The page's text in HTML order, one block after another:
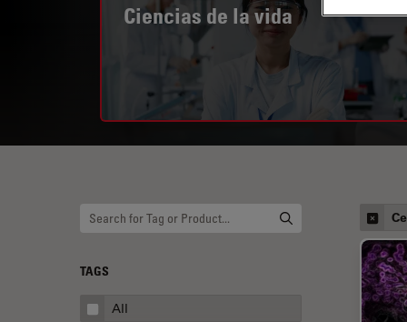
Ciencias de la vida
TAGS
All